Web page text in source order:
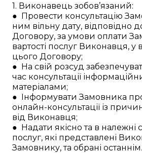
1. Виконавець зобов’язаний:
● Провести консультацію
ним вільну дату, відповідно
Договору, за умови оплати
вартості послуг Виконавця, у
цього Договору;
● На свій розсуд
час консультації
матеріалами;
● Інформувати Замовника
онлайн-консультації із
від Виконавця;
● Надати якісно та в належні
послуг, які представлені
Замовнику, та обрані останнім.